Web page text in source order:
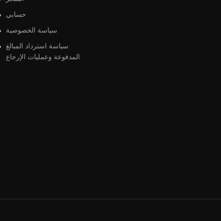
حسابي
سياسة الخصوصية
سياسة استرداد المبالغ
المدفوعة وعمليات الإرجاع